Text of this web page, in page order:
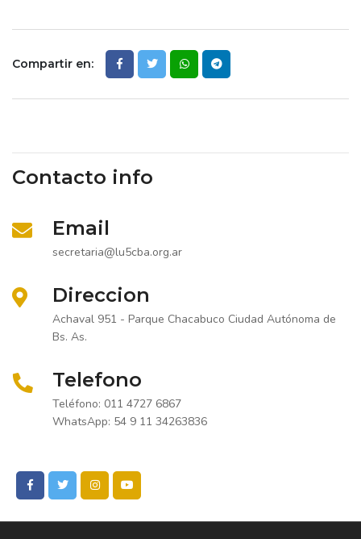
Compartir en:
Contacto info
Email
secretaria@lu5cba.org.ar
Direccion
Achaval 951 - Parque Chacabuco Ciudad Autónoma de
Bs. As.
Telefono
Teléfono: 011 4727 6867
WhatsApp: 54 9 11 34263836